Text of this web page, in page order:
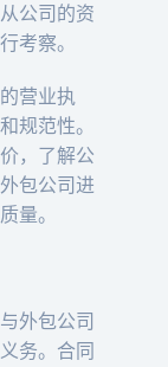
公司的资
考察。
营业执
规范性。
，了解公
包公司进
量。
外包公司
务。合同